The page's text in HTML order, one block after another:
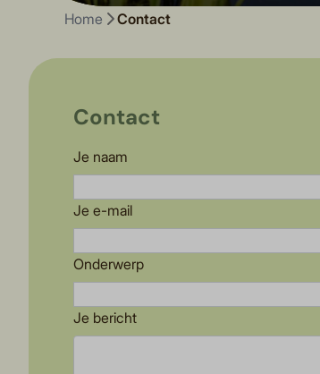
Home Contact
Contact
Je naam
Je e-mail
Onderwerp
Je bericht